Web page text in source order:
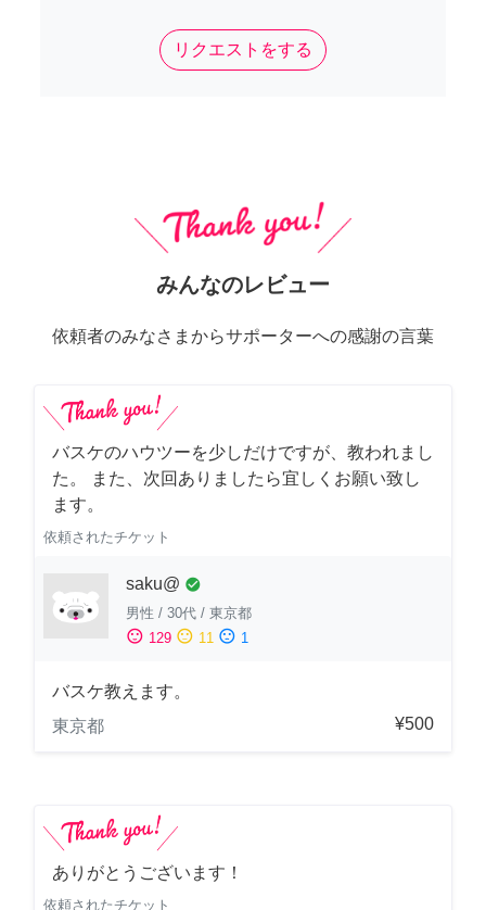
リクエストをする
みんなのレビュー
依頼者のみなさまからサポーターへの感謝の言葉
バスケのハウツーを少しだけですが、教われまし
た。 また、次回ありましたら宜しくお願い致し
ます。
依頼されたチケット
saku@ check_circle
男性 / 30代 / 東京都
sentiment_satisfied 129 sentiment_neutral 11 sentiment_dissatisfied 1
バスケ教えます。
東京都
¥500
ありがとうございます！
依頼されたチケット